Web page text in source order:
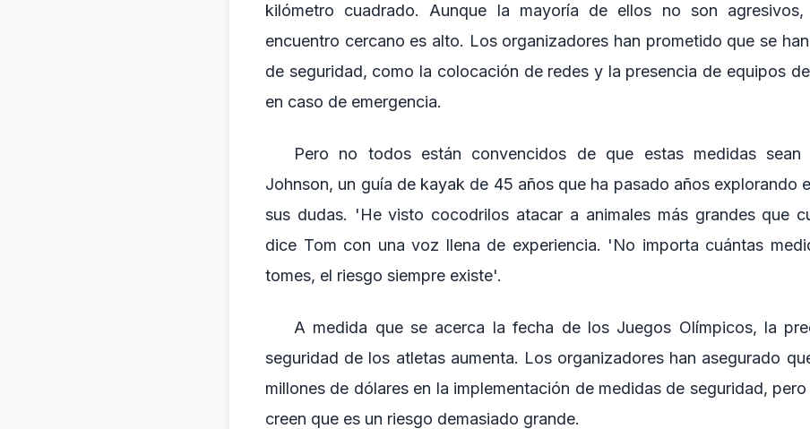
kilómetro cuadrado. Aunque la mayoría de ellos no son
encuentro cercano es alto. Los organizadores han prometido que se
de seguridad, como la colocación de redes y la presencia de equipos
en caso de emergencia.
Pero no todos están convencidos de que estas medidas sean
Johnson, un guía de kayak de 45 años que ha pasado años explorando
sus dudas. 'He visto cocodrilos atacar a animales más grandes que
dice Tom con una voz llena de experiencia. 'No importa cuántas
tomes, el riesgo siempre existe'.
A medida que se acerca la fecha de los Juegos Olímpicos, la
seguridad de los atletas aumenta. Los organizadores han asegurado
millones de dólares en la implementación de medidas de seguridad,
creen que es un riesgo demasiado grande.